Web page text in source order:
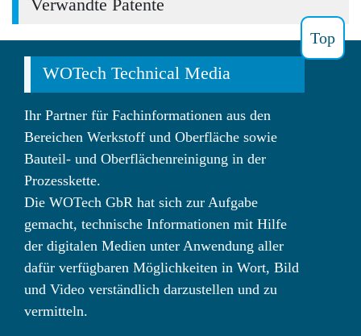
Verwandte Patente
Top
WOTech Technical Media
Ihr Partner für Fachinformationen aus den
Bereichen Werkstoff und Oberfläche sowie
Bauteil- und Oberflächenreinigung in der
Prozesskette.
Die WOTech GbR hat sich zur Aufgabe
gemacht, technische Informationen mit Hilfe
der digitalen Medien unter Anwendung aller
dafür verfügbaren Möglichkeiten in Wort, Bild
und Video verständlich darzustellen und zu
vermitteln.